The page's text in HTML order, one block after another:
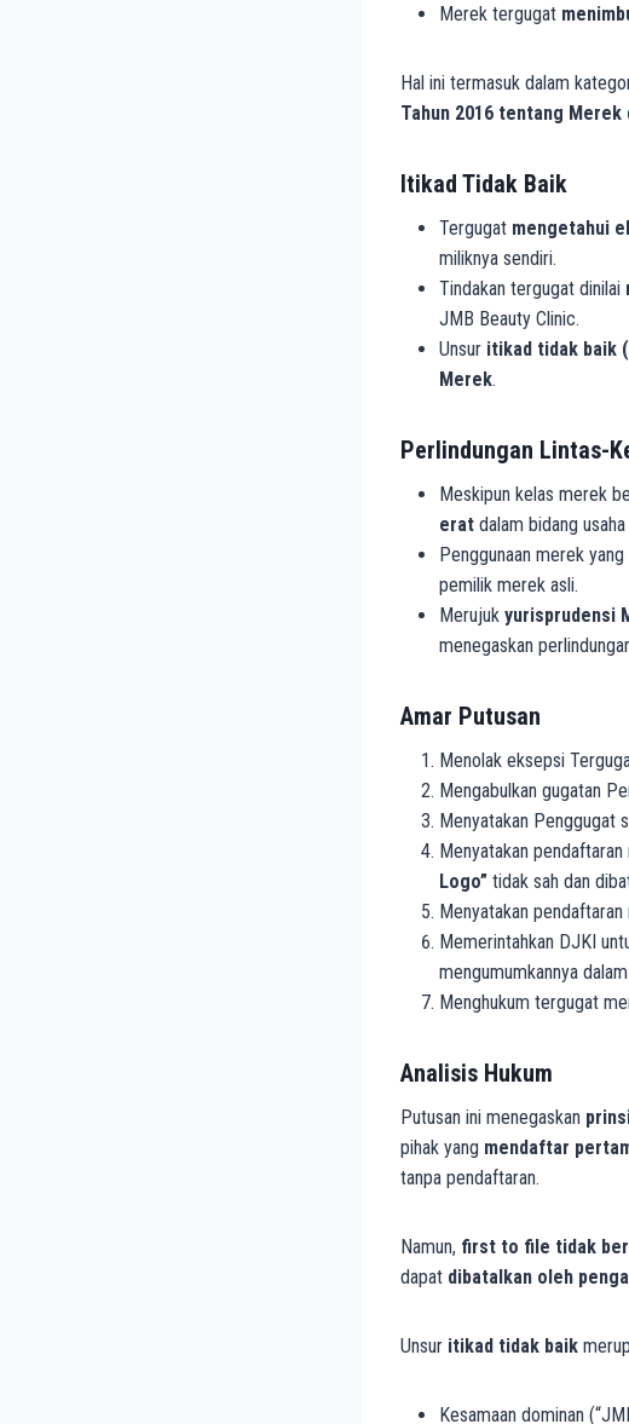
Merek tergugat
Hal ini termasuk dalam
Tahun 2016 tentang
Itikad Tidak Baik
Tergugat mengetahui
miliknya sendiri.
Tindakan tergugat dinilai
JMB Beauty Clinic.
Unsur itikad tidak baik
Merek.
Perlindungan Lintas-
Meskipun kelas merek
erat dalam bidang
Penggunaan merek
pemilik merek asli.
Merujuk yurisprudensi
menegaskan
Amar Putusan
Menolak eksepsi
Mengabulkan gugatan
Menyatakan Penggugat
Menyatakan
Logo” tidak sah dan
Menyatakan
Memerintahkan DJKI
mengumumkannya
Menghukum tergugat
Analisis Hukum
Putusan ini menegaskan
pihak yang mendaftar
tanpa pendaftaran.
Namun, first to file tidak
dapat dibatalkan oleh
Unsur itikad tidak baik
Kesamaan dominan